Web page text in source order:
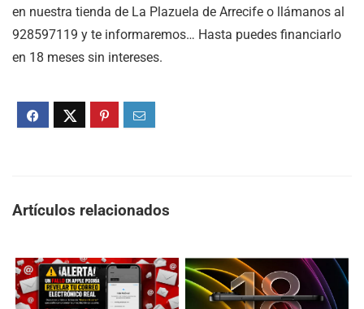
en nuestra tienda de La Plazuela de Arrecife o llámanos al
928597119 y te informaremos… Hasta puedes financiarlo
en 18 meses sin intereses.
Artículos relacionados